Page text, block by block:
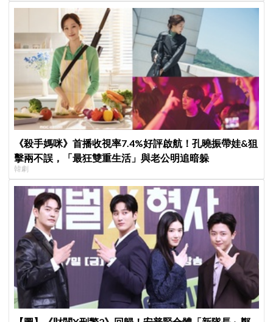
《殺手媽咪》首播收視率7.4%好評啟航！孔曉振帶娃&狙
擊兩不誤，「最狂雙重生活」與老公明追暗躲
韓劇